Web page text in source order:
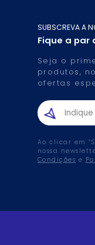
SUBSCREVA A
Fique a par
Seja o
produtos,
ofertas
Ao clicar em
nossa
Condições e